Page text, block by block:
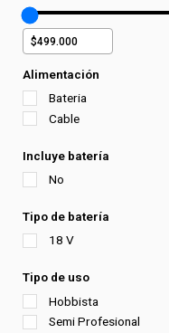
Alimentación
Bateria
Cable
Incluye batería
No
Tipo de batería
18 V
Tipo de uso
Hobbista
Semi Profesional